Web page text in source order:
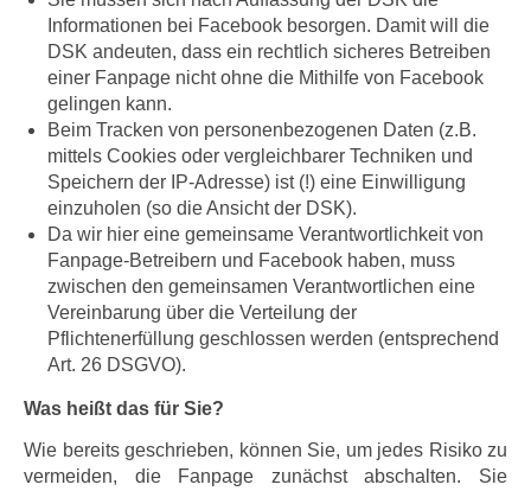
Informationen bei Facebook besorgen. Damit will die
DSK andeuten, dass ein rechtlich sicheres Betreiben
einer Fanpage nicht ohne die Mithilfe von Facebook
gelingen kann.
Beim Tracken von personenbezogenen Daten (z.B.
mittels Cookies oder vergleichbarer Techniken und
Speichern der IP-Adresse) ist (!) eine Einwilligung
einzuholen (so die Ansicht der DSK).
Da wir hier eine gemeinsame Verantwortlichkeit von
Fanpage-Betreibern und Facebook haben, muss
zwischen den gemeinsamen Verantwortlichen eine
Vereinbarung über die Verteilung der
Pflichtenerfüllung geschlossen werden (entsprechend
Art. 26 DSGVO).
Was heißt das für Sie?
Wie bereits geschrieben, können Sie, um jedes Risiko zu
vermeiden, die Fanpage zunächst abschalten. Sie